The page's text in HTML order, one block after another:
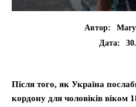
Автор:
Дата:
Після того, як Україна
кордону для чоловіків віком